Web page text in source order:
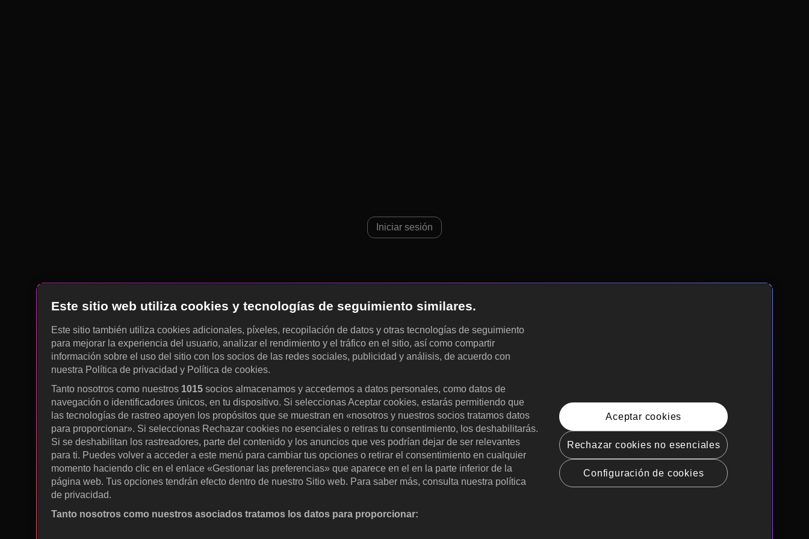
Iniciar sesión
Este sitio web utiliza cookies y tecnologías de seguimiento similares.
Este sitio también utiliza cookies adicionales, píxeles, recopilación de datos y otras tecnologías de seguimiento
para mejorar la experiencia del usuario, analizar el rendimiento y el tráfico en el sitio, así como compartir
información sobre el uso del sitio con los socios de las redes sociales, publicidad y análisis, de acuerdo con
nuestra Política de privacidad y Política de cookies.
Tanto nosotros como nuestros 1015 socios almacenamos y accedemos a datos personales, como datos de
navegación o identificadores únicos, en tu dispositivo. Si seleccionas Aceptar cookies, estarás permitiendo que
las tecnologías de rastreo apoyen los propósitos que se muestran en «nosotros y nuestros socios tratamos datos
para proporcionar». Si seleccionas Rechazar cookies no esenciales o retiras tu consentimiento, los deshabilitarás.
Si se deshabilitan los rastreadores, parte del contenido y los anuncios que ves podrían dejar de ser relevantes
para ti. Puedes volver a acceder a este menú para cambiar tus opciones o retirar el consentimiento en cualquier
momento haciendo clic en el enlace «Gestionar las preferencias» que aparece en el en la parte inferior de la
página web. Tus opciones tendrán efecto dentro de nuestro Sitio web. Para saber más, consulta nuestra política
de privacidad.
Tanto nosotros como nuestros asociados tratamos los datos para proporcionar:
Aceptar cookies
Rechazar cookies no esenciales
Configuración de cookies